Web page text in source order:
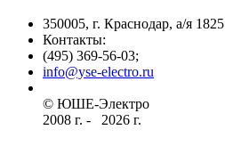
350005, г. Краснодар, а/я 1825
Контакты: ­
(495) 369-56-03;
info@yse-electro.ru­
© ЮШЕ-Эл­ектро ­
2008 г­. - ­ ­­­­­
2026 г.